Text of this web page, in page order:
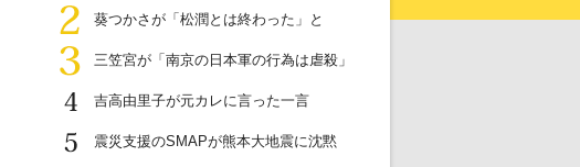
2
葵つかさが「松潤とは終わった」と
3
三笠宮が「南京の日本軍の行為は虐殺」
4
吉高由里子が元カレに言った一言
5
震災支援のSMAPが熊本大地震に沈黙